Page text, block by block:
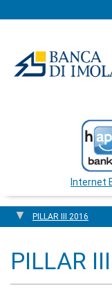
Internet
PILLAR III 2016
PILLAR